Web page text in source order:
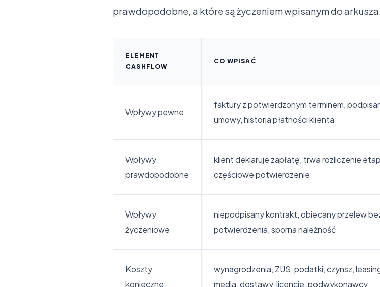
prawdopodobne, a które są życzeniem wpisanym do
ELEMENT
CASHFLOW
CO WPISAĆ
Wpływy pewne
faktury z potwierdzonym terminem,
umowy, historia płatności klienta
Wpływy
prawdopodobne
klient deklaruje zapłatę, trwa rozliczenie
częściowe potwierdzenie
Wpływy
życzeniowe
niepodpisany kontrakt, obiecany przelew
potwierdzenia, sporna należność
Koszty
konieczne
wynagrodzenia, ZUS, podatki, czynsz,
media, dostawy, licencje, podwykonawcy